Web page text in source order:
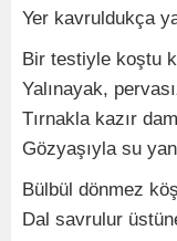
Yer kavruldukça
Bir testiyle koştu
Yalınayak,
Tırnakla kazır
Gözyaşıyla su
Bülbül dönmez
Dal savrulur